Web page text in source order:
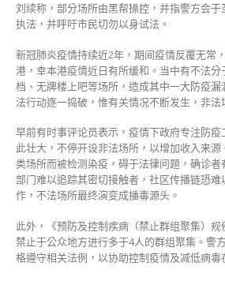
刘续称，部分场所由黑帮操控，并指警方会
执法，并呼吁市民切勿以身试法。
新冠肺炎疫情持续近2年，期间疫情反覆无常
港，幸本港疫情近日有所缓和。当中有不法
档、无牌楼上吧等场所，造成其中一大防疫
法行动逐一捣破，惟有关情况不断发生，非法
早前有时事评论员表示，疫情下政府专注防
此壮大，不停开设非法场所，以增加收入来
类场所而被检测染疫，碍于法律问题，确诊
部门难以追踪其密切接触者，社区传播链恐
作，不法场所最终演变成播毒源头。
此外，《预防及控制疾病（禁止群组聚集）规
禁止于公众地方进行多于4人的群组聚集。警
格遵守相关法例，以协助控制疫情及减低病毒